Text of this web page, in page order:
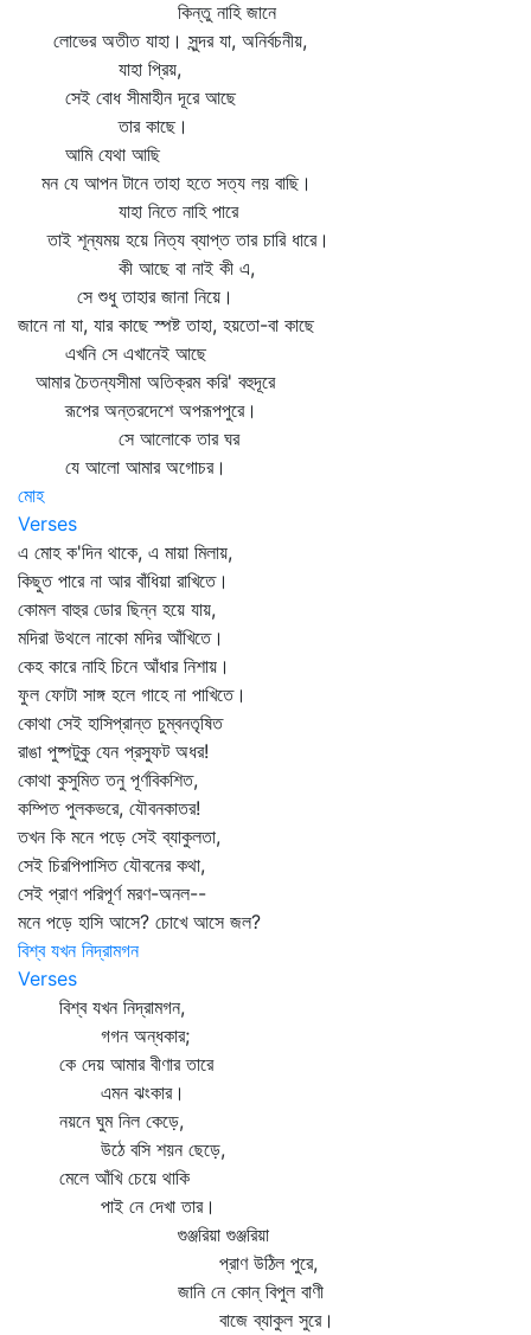
কিন্তু নাহি জানে
লোভের অতীত যাহা। সুন্দর যা, অনির্বচনীয়,
যাহা প্রিয়,
সেই বোধ সীমাহীন দূরে আছে
তার কাছে।
আমি যেথা আছি
মন যে আপন টানে তাহা হতে সত্য লয় বাছি।
যাহা নিতে নাহি পারে
তাই শূন্যময় হয়ে নিত্য ব্যাপ্ত তার চারি ধারে।
কী আছে বা নাই কী এ,
সে শুধু তাহার জানা নিয়ে।
জানে না যা, যার কাছে স্পষ্ট তাহা, হয়তো-বা কাছে
এখনি সে এখানেই আছে
আমার চৈতন্যসীমা অতিক্রম করি' বহুদূরে
রূপের অন্তরদেশে অপরূপপুরে।
সে আলোকে তার ঘর
যে আলো আমার অগোচর।
মোহ
Verses
এ মোহ ক'দিন থাকে, এ মায়া মিলায়,
কিছুত পারে না আর বাঁধিয়া রাখিতে।
কোমল বাহুর ডোর ছিন্ন হয়ে যায়,
মদিরা উথলে নাকো মদির আঁখিতে।
কেহ কারে নাহি চিনে আঁধার নিশায়।
ফুল ফোটা সাঙ্গ হলে গাহে না পাখিতে।
কোথা সেই হাসিপ্রান্ত চুম্বনতৃষিত
রাঙা পুষ্পটুকু যেন প্রস্ফুট অধর!
কোথা কুসুমিত তনু পূর্ণবিকশিত,
কম্পিত পুলকভরে, যৌবনকাতর!
তখন কি মনে পড়ে সেই ব্যাকুলতা,
সেই চিরপিপাসিত যৌবনের কথা,
সেই প্রাণ পরিপূর্ণ মরণ-অনল--
মনে পড়ে হাসি আসে? চোখে আসে জল?
বিশ্ব যখন নিদ্রামগন
Verses
বিশ্ব যখন নিদ্রামগন,
গগন অন্ধকার;
কে দেয় আমার বীণার তারে
এমন ঝংকার।
নয়নে ঘুম নিল কেড়ে,
উঠে বসি শয়ন ছেড়ে,
মেলে আঁখি চেয়ে থাকি
পাই নে দেখা তার।
গুঞ্জরিয়া গুঞ্জরিয়া
প্রাণ উঠিল পুরে,
জানি নে কোন্‌ বিপুল বাণী
বাজে ব্যাকুল সুরে।